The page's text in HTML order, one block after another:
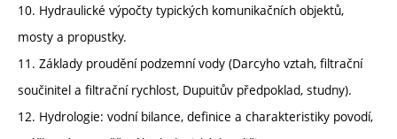
10. Hydraulické výpočty typických komunikačních objektů,
mosty a propustky.
11. Základy proudění podzemní vody (Darcyho vztah, filtrační
součinitel a filtrační rychlost, Dupuitův předpoklad, studny).
12. Hydrologie: vodní bilance, definice a charakteristiky povodí,